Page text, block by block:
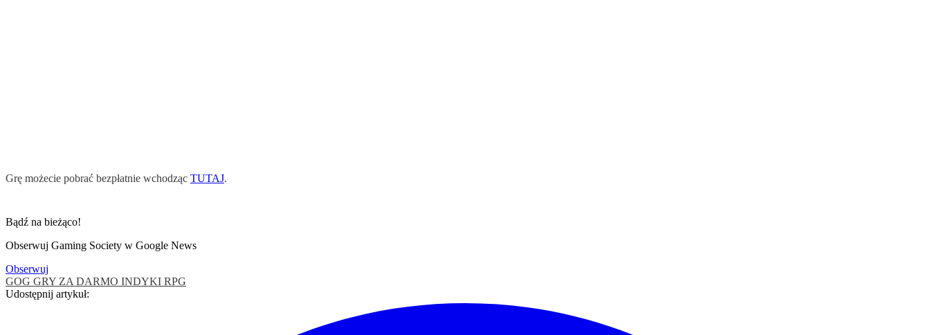
Grę możecie pobrać bezpłatnie wchodząc TUTAJ.
Bądź na bieżąco!
Obserwuj Gaming Society w Google News
Obserwuj
GOG GRY ZA DARMO INDYKI RPG
Udostępnij artykuł: